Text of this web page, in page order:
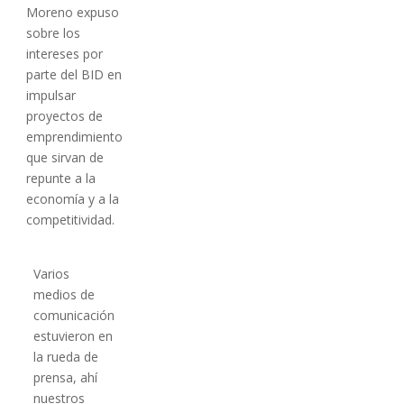
Moreno expuso
sobre los
intereses por
parte del BID en
impulsar
proyectos de
emprendimiento
que sirvan de
repunte a la
economía y a la
competitividad.
Varios
medios de
comunicación
estuvieron en
la rueda de
prensa, ahí
nuestros